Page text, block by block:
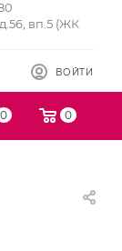
вп.5 (ЖК
ВОЙТИ
0 0